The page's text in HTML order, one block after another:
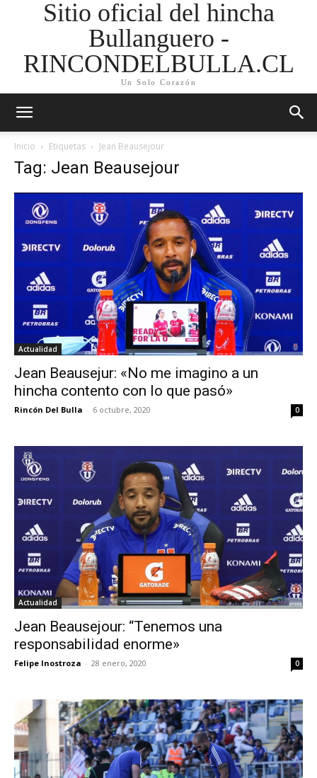
Sitio oficial del hincha
Bullanguero -
RINCONDELBULLA.CL
Un Solo Corazón
Inicio Etiquetas Jean Beausejour
Tag: Jean Beausejour
Actualidad
Jean Beausejur: «No me imagino a un
hincha contento con lo que pasó»
Rincón Del Bulla - 6 octubre, 2020 0
Actualidad
Jean Beausejour: “Tenemos una
responsabilidad enorme»
Felipe Inostroza - 28 enero, 2020 0